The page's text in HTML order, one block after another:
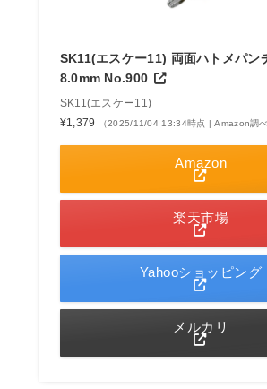
SK11(エスケー11) 両面ハトメパン
8.0mm No.900
SK11(エスケー11)
¥1,379
（2025/11/04 13:34時点 | Amazon調べ
Amazon
楽天市場
Yahooショッピング
メルカリ